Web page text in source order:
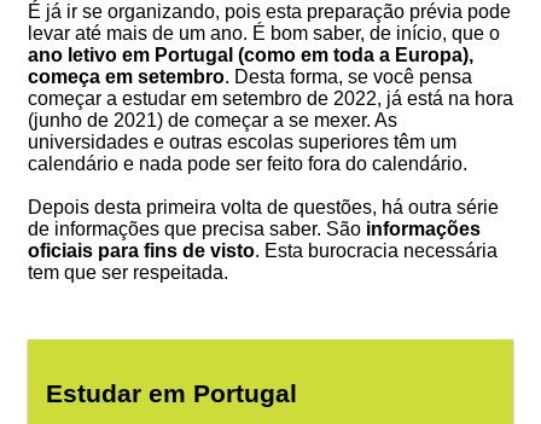
É já ir se organizando, pois esta preparação prévia pode
levar até mais de um ano. É bom saber, de início, que o
ano letivo em Portugal (como em toda a Europa),
começa em setembro. Desta forma, se você pensa
começar a estudar em setembro de 2022, já está na hora
(junho de 2021) de começar a se mexer. As
universidades e outras escolas superiores têm um
calendário e nada pode ser feito fora do calendário.
Depois desta primeira volta de questões, há outra série
de informações que precisa saber. São informações
oficiais para fins de visto. Esta burocracia necessária
tem que ser respeitada.
Estudar em Portugal